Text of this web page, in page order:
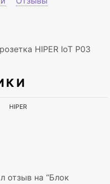
HIPER IoT P03
отзыв на “Блок